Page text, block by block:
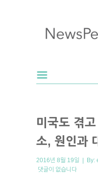
미국도 겪
소, 원인과
2016년 8월 19일 | By:
댓글이 없습니다